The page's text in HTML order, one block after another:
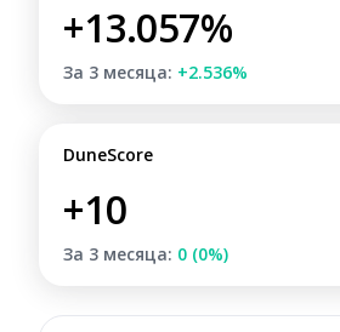
+13.057%
За 3 месяца: +2.536%
DuneScore
+10
За 3 месяца: 0 (0%)